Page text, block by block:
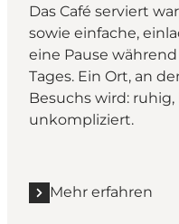
Das Café serviert
sowie einfache,
eine Pause
Tages. Ein Ort, an
Besuchs wird:
unkompliziert.
Mehr erfahren
Mehr erfahren "Café